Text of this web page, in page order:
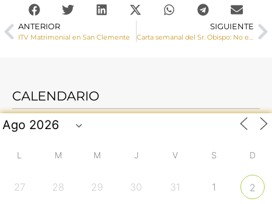
ANTERIOR
ITV Matrimonial en San Clemente
SIGUIENTE
Carta semanal del Sr. Obispo: No estamos solos en el mundo; por eso es importante reflexionar sobre el modo en que estamos en él
CALENDARIO
L M M J V S D
27 28 29 30 31 1 2